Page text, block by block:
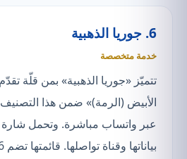
6. جوريا الذهبية
خدمة متخصصة
تتميّز «جوريا الذهبية» بمن قلّة
الأبيض (الرمة)» ضمن هذا
عبر واتساب مباشرة. وتحمل شارة